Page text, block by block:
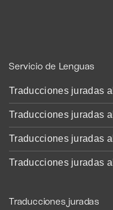
Servicio de Lenguas
Traducciones juradas
Traducciones juradas
Traducciones juradas
Traducciones juradas
Traducciones juradas